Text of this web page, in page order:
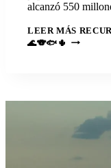
alcanzó 550
LEER MÁS
🌊🐨🐟🌵